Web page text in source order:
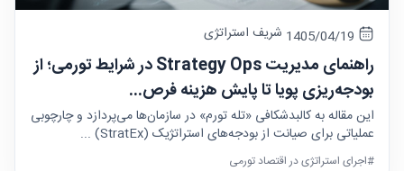
شریف استراتژی
راهنمای مدیریت Strategy Ops در شرایط تورمی؛ از
بودجه‌ریزی پویا تا پایش هزینه فرص...
این مقاله به کالبدشکافی «تله تورم» در سازمان‌ها می‌پردازد و چارچوبی
عملیاتی برای صیانت از بودجه‌های استراتژیک (StratEx) ...
#اجرای استراتژی در اقتصاد تورمی